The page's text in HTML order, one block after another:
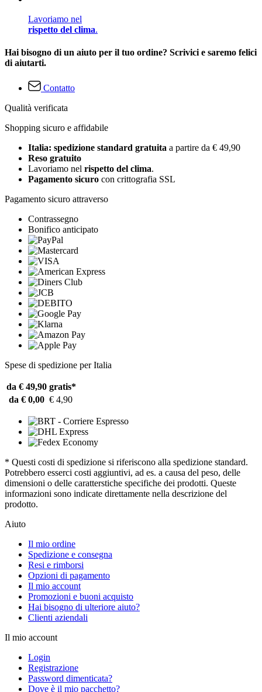
Lavoriamo nel
rispetto del clima.
Hai bisogno di un aiuto per il tuo ordine? Scrivici e saremo felici
di aiutarti.
Contatto
Qualità verificata
Shopping sicuro e affidabile
Italia: spedizione standard gratuita a partire da € 49,90
Reso gratuito
Lavoriamo nel rispetto del clima.
Pagamento sicuro con crittografia SSL
Pagamento sicuro attraverso
Contrassegno
Bonifico anticipato
Spese di spedizione per Italia
da € 49,90 gratis*
da € 0,00 € 4,90
* Questi costi di spedizione si riferiscono alla spedizione standard.
Potrebbero esserci costi aggiuntivi, ad es. a causa del peso, delle
dimensioni o delle caratterstiche specifiche dei prodotti. Queste
informazioni sono indicate direttamente nella descrizione del
prodotto.
Aiuto
Il mio ordine
Spedizione e consegna
Resi e rimborsi
Opzioni di pagamento
Il mio account
Promozioni e buoni acquisto
Hai bisogno di ulteriore aiuto?
Clienti aziendali
Il mio account
Login
Registrazione
Password dimenticata?
Dove è il mio pacchetto?